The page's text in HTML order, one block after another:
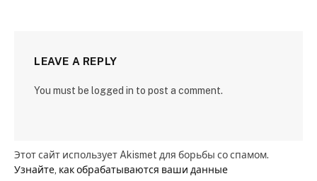
LEAVE A REPLY
You must be logged in to post a comment.
Этот сайт использует Akismet для борьбы со спамом.
Узнайте, как обрабатываются ваши данные